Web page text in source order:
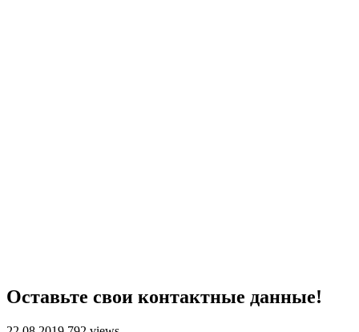
Оставьте свои контактные данные!